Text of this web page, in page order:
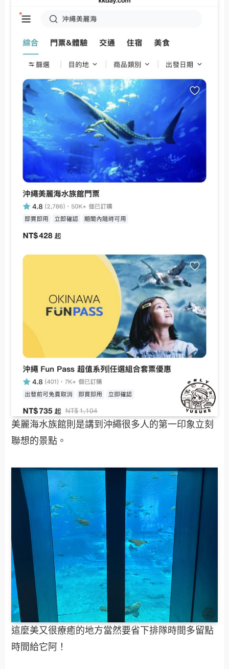
美麗海水族館則是講到沖繩很多人的第一印象立刻
聯想的景點。
這麼美又很療癒的地方當然要省下排隊時間多留點
時間給它阿！